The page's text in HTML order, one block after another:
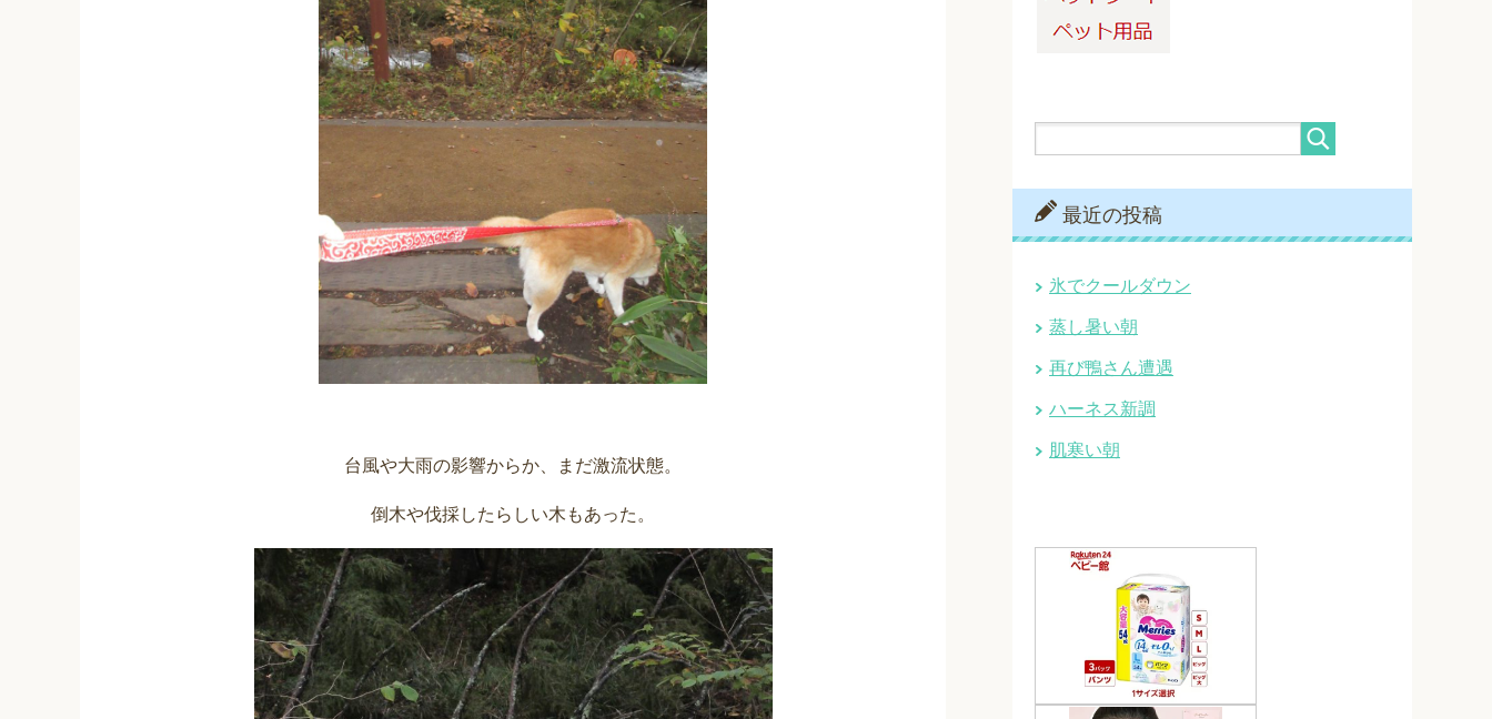
台風や大雨の影響からか、まだ激流状態。
倒木や伐採したらしい木もあった。
最近の投稿
氷でクールダウン
蒸し暑い朝
再び鴨さん遭遇
ハーネス新調
肌寒い朝